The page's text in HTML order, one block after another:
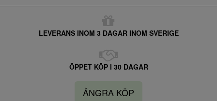
LEVERANS INOM 3 DAGAR INOM SVERIGE
ÖPPET KÖP I 30 DAGAR
ÅNGRA KÖP